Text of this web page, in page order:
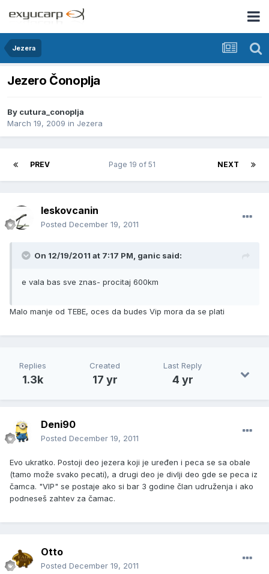
Jezera
Jezero Čonoplja
By cutura_conoplja
March 19, 2009 in Jezera
PREV NEXT
Page 19 of 51
leskovcanin
Posted December 19, 2011
On 12/19/2011 at 7:17 PM, ganic said:
e vala bas sve znas- procitaj 600km
Malo manje od TEBE, oces da budes Vip mora da se plati
Replies
1.3k
Created
17 yr
Last Reply
4 yr
Deni90
Posted December 19, 2011
Evo ukratko. Postoji deo jezera koji je uređen i peca se sa obale
(tamo može svako pecati), a drugi deo je divlji deo gde se peca iz
čamca. "VIP" se postaje ako si bar 3 godine član udruženja i ako
podneseš zahtev za čamac.
Otto
Posted December 19, 2011